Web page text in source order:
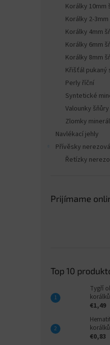
Korálky 10mm
Korálky 2-
Korálky 4mm
Korálky 6mm
Korálky 8mm
Křišťál
Perly říční
Syntetické
Valounky šňůry
Zlomky
Navlékací jehly
Přívěsky
Řetízky
Prijímame
Top 10
Tygří
€1,49
€0,83